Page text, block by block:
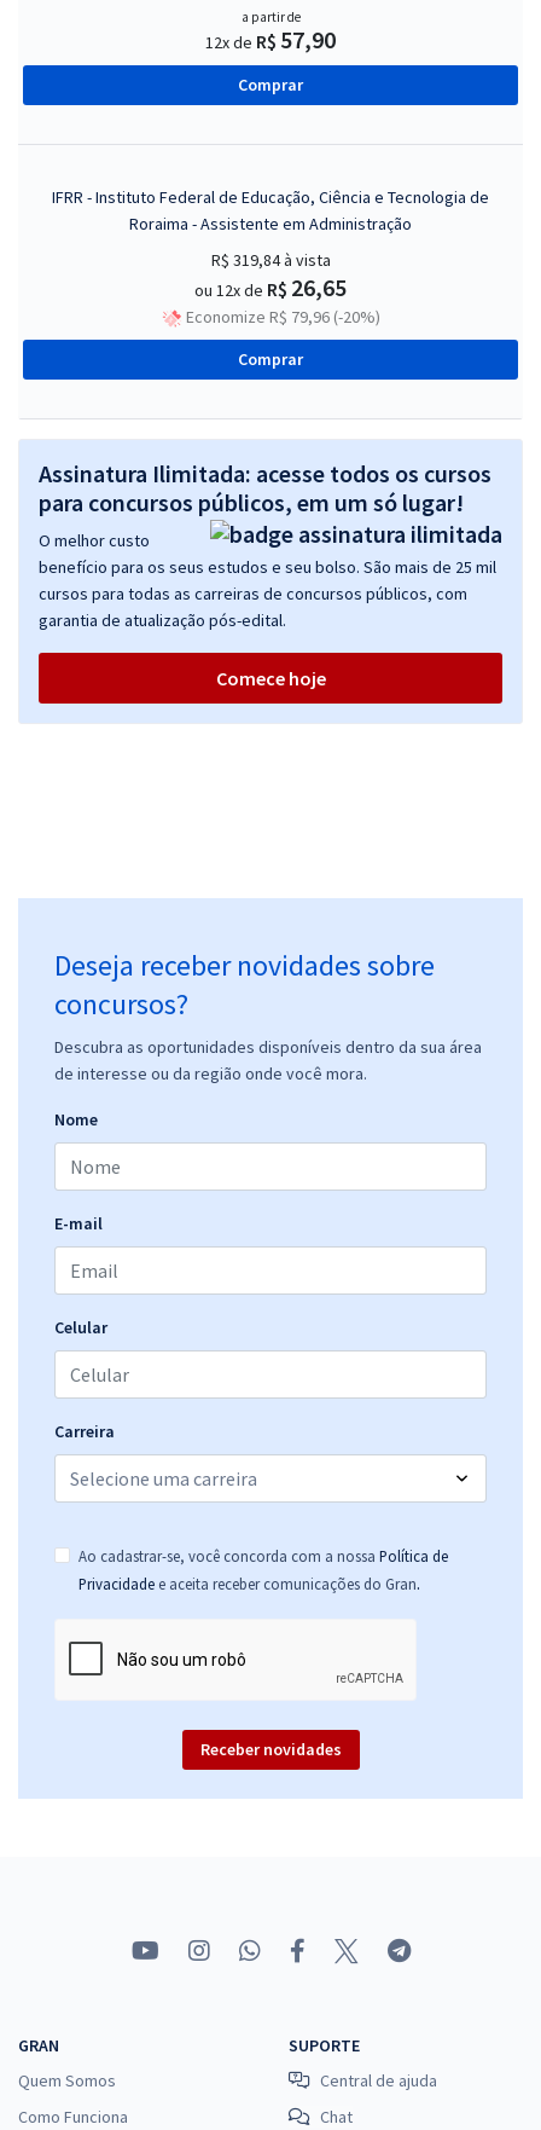
a partir de
12x de R$ 57,90
Comprar
IFRR - Instituto Federal de Educação, Ciência e Tecnologia de
Roraima - Assistente em Administração
R$ 319,84à vista
ou 12x de R$ 26,65
Economize R$ 79,96 (-20%)
Comprar
Assinatura Ilimitada: acesse todos os cursos
para concursos públicos, em um só lugar!
O melhor custo
benefício para os seus estudos e seu bolso. São mais de 25 mil
cursos para todas as carreiras de concursos públicos, com
garantia de atualização pós-edital.
Comece hoje
Deseja receber novidades sobre
concursos?
Descubra as oportunidades disponíveis dentro da sua área
de interesse ou da região onde você mora.
Nome
E-mail
Celular
Carreira
Ao cadastrar-se, você concorda com a nossa Política de
Privacidade e aceita receber comunicações do Gran.
Receber novidades
GRAN
Quem Somos
Como Funciona
SUPORTE
Central de ajuda
Chat